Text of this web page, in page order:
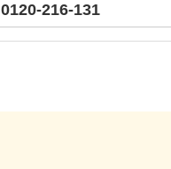
0120-216-131